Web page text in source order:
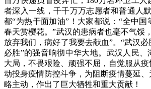
者深入一线，千千万万志愿者和普通人
都“为热干面加油”！大家都说：“全中国
春天赏樱花。”武汉的患病者也毫不气馁
放弃我们，病好了我要去献血”。“武汉
必胜”的强音响彻中华大地。武汉人民、
大局，不畏艰险、顽强不屈，自觉服从
动投身疫情防控斗争，为阻断疫情蔓延
略主动，作出了巨大牺牲和重大贡献！